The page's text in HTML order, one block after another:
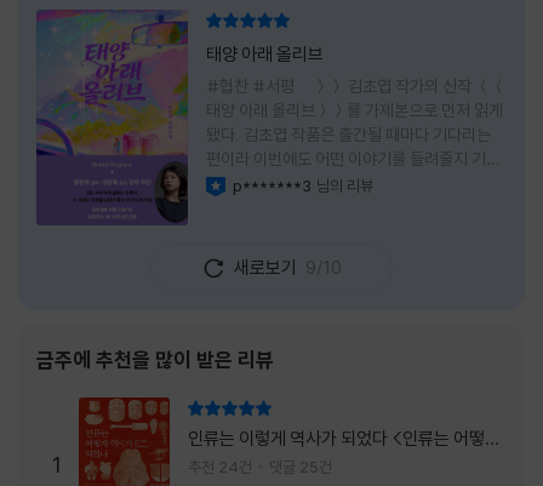
태양 아래 올리브
#협찬 #서평 ＞＞ 김초엽 작가의 신작 ＜＜
태양 아래 올리브＞＞를 가제본으로 먼저 읽게
됐다. 김초엽 작품은 출간될 때마다 기다리는
편이라 이번에도 어떤 이야기를 들려줄지 기대
가 컸다. 스포일러 없이 읽는 것이 가장 재미있
그 선택이 정말 잘한 일이었다. 첫 장부터 평범
하지 않았다. 사라진 누군가에게 보내는 메일로
흔적을 따라 낯선 나라를 여행하게 된다는 설정
이 무더운 여름을 벗어나는 피서처럼 흥미롭기
만 하다. 처음에는 단순한 추적 이야기인 줄 알
았는데, 읽을수록 전혀 다른 방향으로 흘러간
다. '왜 이런 일이 벌어졌을까?', '이 사람이 정
말 믿어도
p*******3 님의 리뷰
새로보기 9/10
금주에 추천을 많이 받은 리뷰
1
인류는 이렇게 역사가 되었다 <인류는 어떻게
역사가 되었나>
추천 24건 댓글 25건